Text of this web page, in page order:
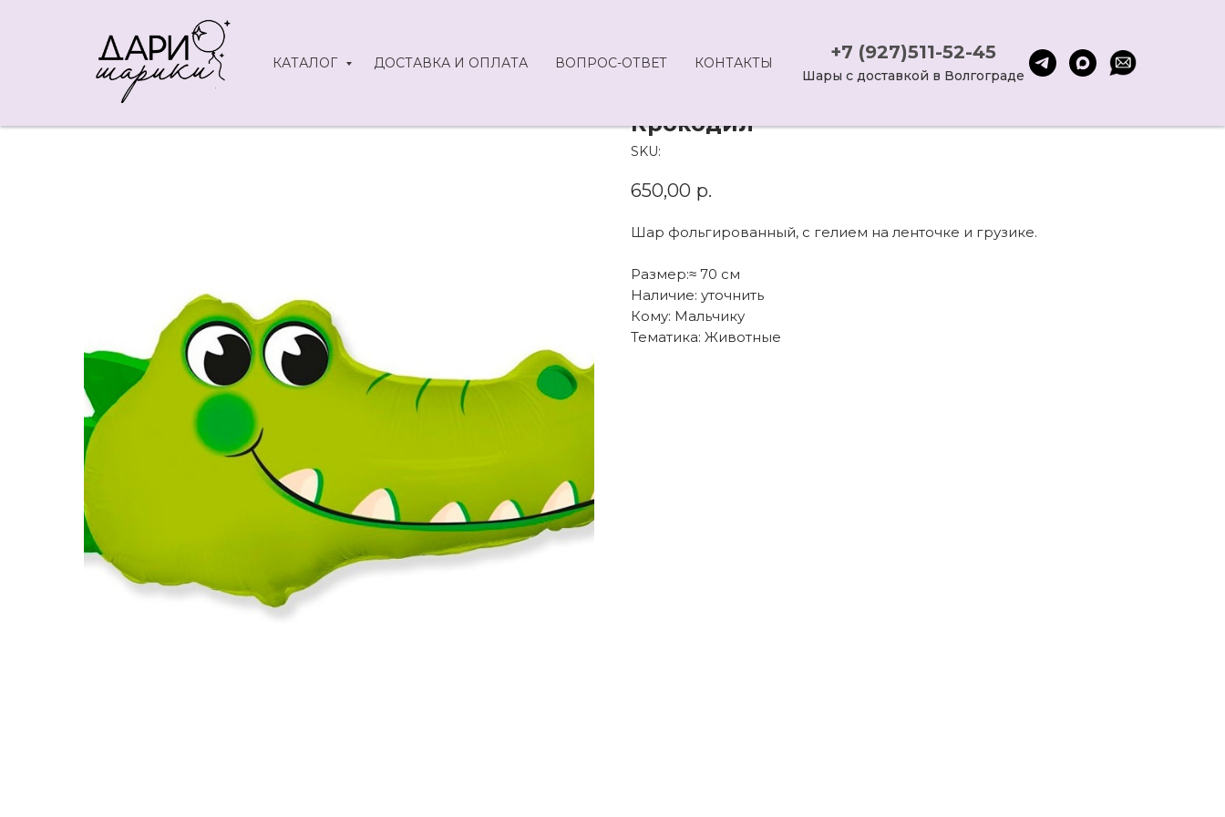
КАТАЛОГ ДОСТАВКА И ОПЛАТА ВОПРОС-ОТВЕТ КОНТАКТЫ +7 (927)511-52-45
Шары с доставкой в Волгограде
Крокодил
SKU:
650,00 р.
Шар фольгированный, с гелием на ленточке и грузике.
Размер:≈ 70 см
Наличие: уточнить
Кому: Мальчику
Тематика: Животные